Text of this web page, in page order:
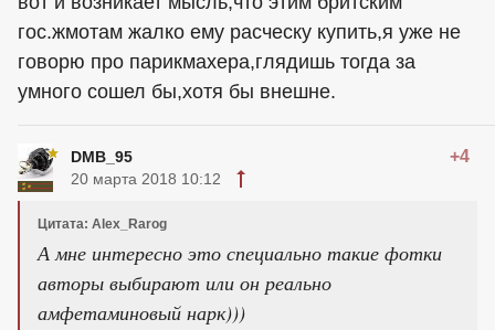
гос.жмотам жалко ему расческу купить,я уже не
говорю про парикмахера,глядишь тогда за
умного сошел бы,хотя бы внешне.
DMB_95 +4
20 марта 2018 10:12
Цитата: Alex_Rarog
А мне интересно это специально такие фотки
авторы выбирают или он реально
амфетаминовый нарк)))